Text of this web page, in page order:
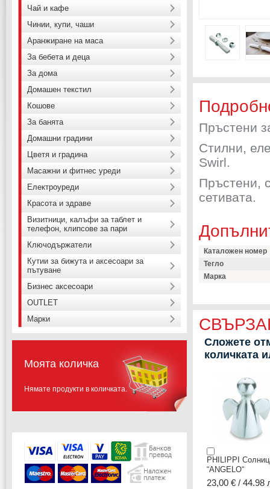
Пръстени
Стилни,
Swirl.
Пръстени,
сетивата.
Каталожен номер
Тегло
Марка
Сложете
количката
PHILIPPI
“ANGELO“
23,00 € / 44.98
Чай и кафе
Чинии, купи, чаши
Аранжиране на маса
За бебета и деца
За дома
Домашен текстил
Кошове
За банята
Домашни градини
Цветя и градина
Масажни и фитнес уреди
Електроуреди
Красота и здраве
Визитници, калъфи за таблет и
телефон, клипсове за пари
Ключодържатели
Кутии за бижута и аксесоари за
пътуване
Бизнес аксесоари
OUTLET
Марки
Моята количка
Нямате продукти в количката.